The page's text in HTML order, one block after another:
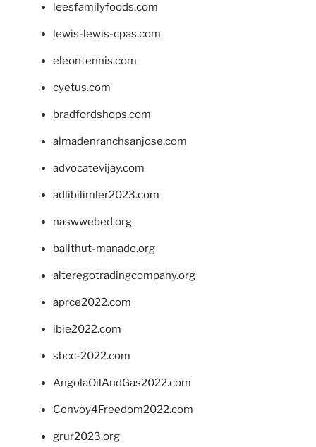
leesfamilyfoods.com
lewis-lewis-cpas.com
eleontennis.com
cyetus.com
bradfordshops.com
almadenranchsanjose.com
advocatevijay.com
adlibilimler2023.com
naswwebed.org
balithut-manado.org
alteregotradingcompany.org
aprce2022.com
ibie2022.com
sbcc-2022.com
AngolaOilAndGas2022.com
Convoy4Freedom2022.com
grur2023.org